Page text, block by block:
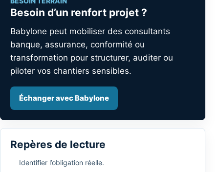
Besoin d’un renfort projet ?
Babylone peut mobiliser des consultants
banque, assurance, conformité ou
transformation pour structurer, auditer ou
piloter vos chantiers sensibles.
Échanger avec Babylone
Repères de lecture
Identifier l’obligation réelle.